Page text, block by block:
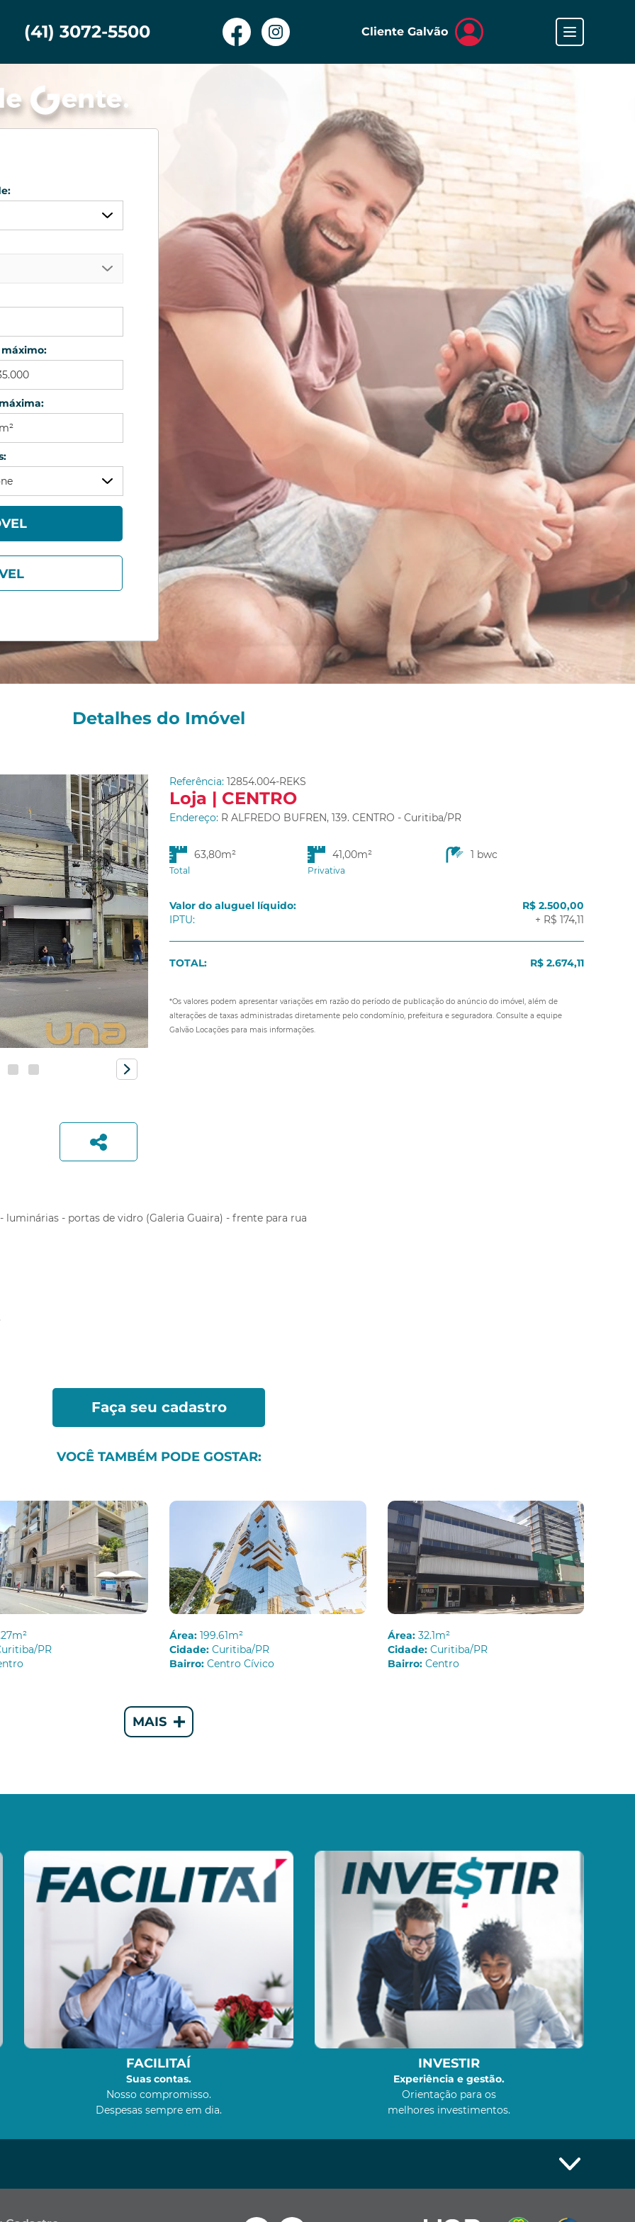
(41) 3072-5500 Cliente Galvão
Faça seu cadastro
Garantias de locação
Oportunidades e notícias
Galvão Vendas
Fale com a gente
Nossa empresa
Trabalhe na Galvão
Blog Galvão
máximo:
Seleção
Detalhes do Imóvel
Referência: 12854.004-REKS
Loja | CENTRO
Endereço: R ALFREDO BUFREN, 139. CENTRO - Curitiba/PR
63,80m²
Total
41,00m²
Privativa
1 bwc
Valor do aluguel líquido:
R$ 2.500,00
IPTU:
+ R$ 174,11
TOTAL: R$ 2.674,11
*Os valores podem apresentar variações em razão do período de publicação do anúncio do imóvel, além de
alterações de taxas administradas diretamente pelo condomínio, prefeitura e seguradora. Consulte a equipe
Galvão Locações para mais informações.
- portas de vidro (Galeria Guaira) - frente para rua
Faça seu cadastro
VOCÊ TAMBÉM PODE GOSTAR:
PR
Área: 199.61m²
Cidade: Curitiba/PR
Bairro: Centro Cívico
Área: 32.1m²
Cidade: Curitiba/PR
Bairro: Centro
MAIS
FACILITAÍ
Suas contas.
Nosso compromisso.
Despesas sempre em dia.
INVESTIR
Experiência e gestão.
Orientação para os
melhores investimentos.